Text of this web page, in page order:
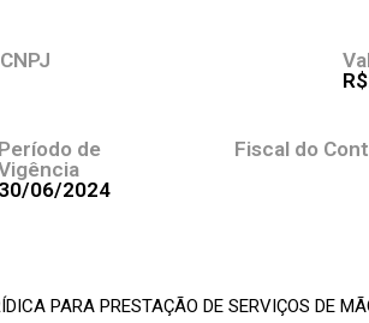
CNPJ
Período de
30/06/2024
Fiscal do
PARA PRESTAÇÃO DE SERVIÇOS DE